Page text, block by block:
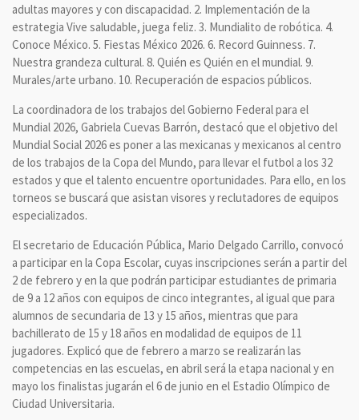
adultas mayores y con discapacidad. 2. Implementación de la
estrategia Vive saludable, juega feliz. 3. Mundialito de robótica. 4.
Conoce México. 5. Fiestas México 2026. 6. Record Guinness. 7.
Nuestra grandeza cultural. 8. Quién es Quién en el mundial. 9.
Murales/arte urbano. 10. Recuperación de espacios públicos.
La coordinadora de los trabajos del Gobierno Federal para el
Mundial 2026, Gabriela Cuevas Barrón, destacó que el objetivo del
Mundial Social 2026 es poner a las mexicanas y mexicanos al centro
de los trabajos de la Copa del Mundo, para llevar el futbol a los 32
estados y que el talento encuentre oportunidades. Para ello, en los
torneos se buscará que asistan visores y reclutadores de equipos
especializados.
El secretario de Educación Pública, Mario Delgado Carrillo, convocó
a participar en la Copa Escolar, cuyas inscripciones serán a partir del
2 de febrero y en la que podrán participar estudiantes de primaria
de 9 a 12 años con equipos de cinco integrantes, al igual que para
alumnos de secundaria de 13 y 15 años, mientras que para
bachillerato de 15 y 18 años en modalidad de equipos de 11
jugadores. Explicó que de febrero a marzo se realizarán las
competencias en las escuelas, en abril será la etapa nacional y en
mayo los finalistas jugarán el 6 de junio en el Estadio Olímpico de
Ciudad Universitaria.